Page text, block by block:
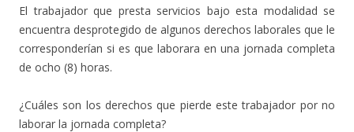
El trabajador que presta servicios bajo esta modalidad se
encuentra desprotegido de algunos derechos laborales que le
corresponderían si es que laborara en una jornada completa
de ocho (8) horas.
¿Cuáles son los derechos que pierde este trabajador por no
laborar la jornada completa?